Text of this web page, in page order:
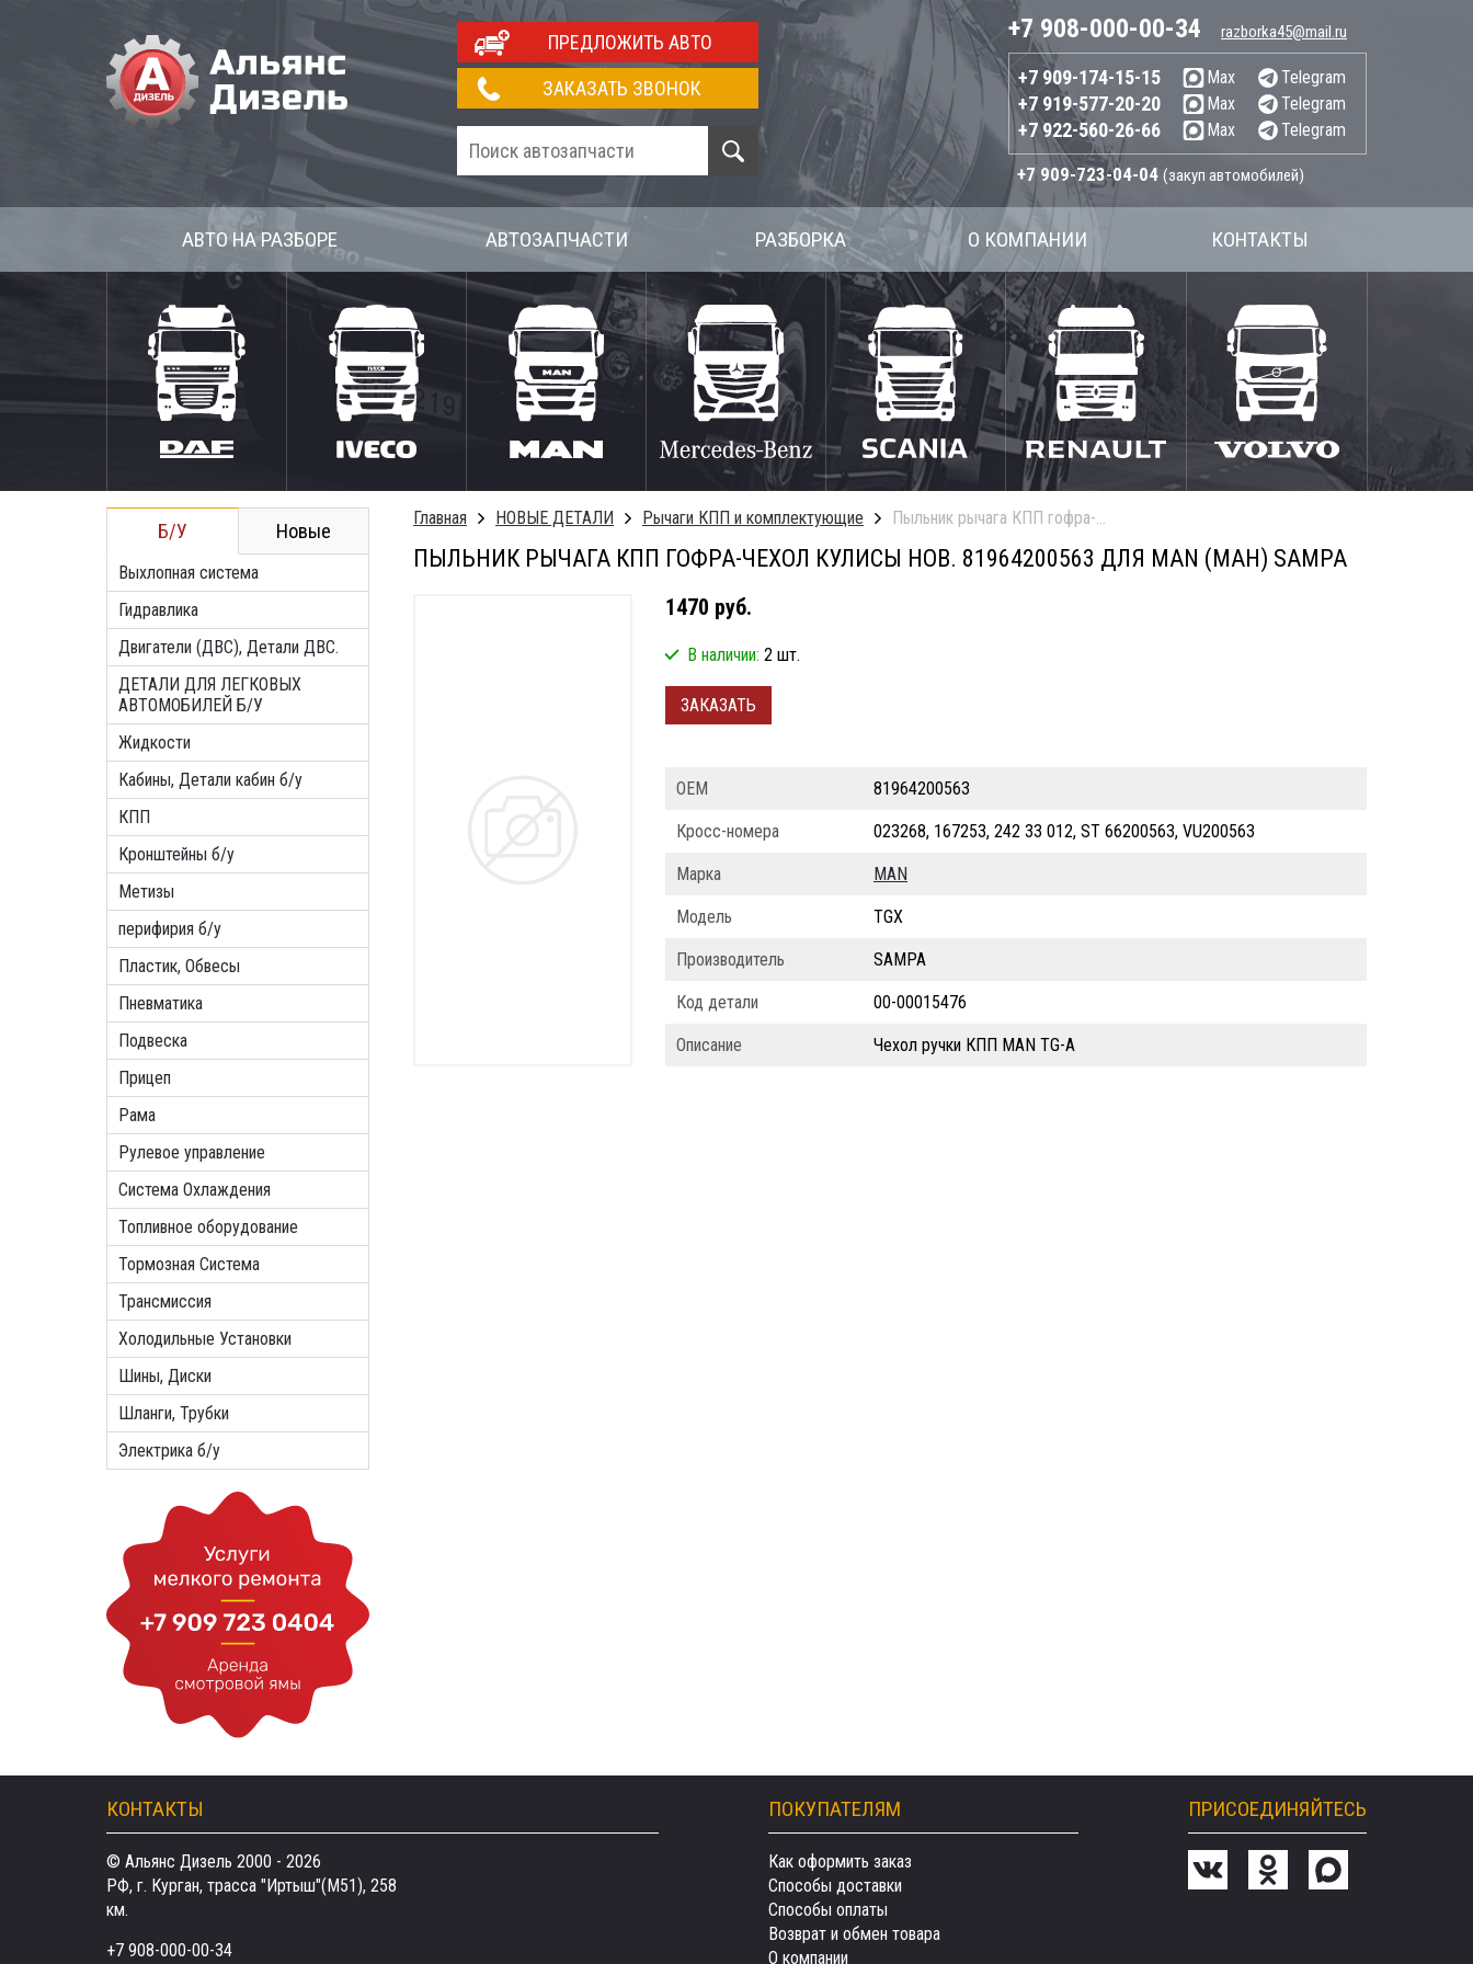
ПРЕДЛОЖИТЬ АВТО
ЗАКАЗАТЬ ЗВОНОК
+7 908-000-00-34 razborka45@mail.ru
+7 909-174-15-15 Max Telegram
+7 919-577-20-20 Max Telegram
+7 922-560-26-66 Max Telegram
+7 909-723-04-04 (закуп автомобилей)
АВТО НА РАЗБОРЕ АВТОЗАПЧАСТИ РАЗБОРКА О КОМПАНИИ КОНТАКТЫ
Б/У Новые
Выхлопная система
Гидравлика
Двигатели (ДВС), Детали ДВС.
ДЕТАЛИ ДЛЯ ЛЕГКОВЫХ
АВТОМОБИЛЕЙ Б/У
Жидкости
Кабины, Детали кабин б/у
КПП
Кронштейны б/у
Метизы
перифирия б/у
Пластик, Обвесы
Пневматика
Подвеска
Прицеп
Рама
Рулевое управление
Система Охлаждения
Топливное оборудование
Тормозная Система
Трансмиссия
Холодильные Установки
Шины, Диски
Шланги, Трубки
Электрика б/у
Главная НОВЫЕ ДЕТАЛИ Рычаги КПП и комплектующие Пыльник рычага КПП гофра-чехол кулисы нов. \ Чехол ручки КПП MAN TG-A
ПЫЛЬНИК РЫЧАГА КПП ГОФРА-ЧЕХОЛ КУЛИСЫ НОВ. 81964200563 ДЛЯ MAN (МАН) SAMPA
1470 руб.
В наличии: 2 шт.
ЗАКАЗАТЬ
ОЕМ 81964200563
Кросс-номера 023268, 167253, 242 33 012, ST 66200563, VU200563
Марка MAN
Модель TGX
Производитель SAMPA
Код детали 00-00015476
Описание Чехол ручки КПП MAN TG-A
КОНТАКТЫ
© Альянс Дизель 2000 - 2026
РФ, г. Курган, трасса "Иртыш"(М51), 258
км.
+7 908-000-00-34
ПОКУПАТЕЛЯМ
Как оформить заказ
Способы доставки
Способы оплаты
Возврат и обмен товара
О компании
ПРИСОЕДИНЯЙТЕСЬ